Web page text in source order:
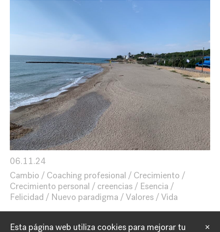
06.11.24
Cambio
Coaching profesional
Crecimiento
Crecimiento personal
creencias
Esencia
Felicidad
Nuevo paradigma Valores Vida
×
Esta página web utiliza cookies para mejorar tu